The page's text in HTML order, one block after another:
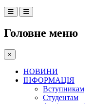
Головне меню
×
НОВИНИ
ІНФОРМАЦІЯ
Вступникам
Студентам